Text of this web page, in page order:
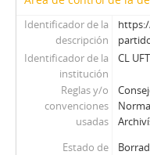
Identificador de la
descripción
Identificador de la
institución
CL
Reglas y/o
convenciones
usadas
Estado de